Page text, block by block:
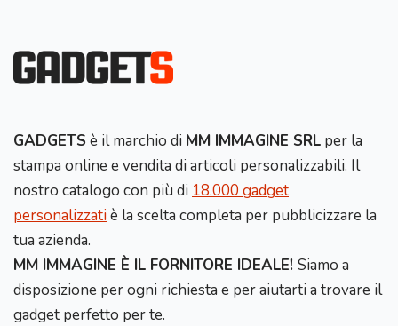
GADGETS è il marchio di MM IMMAGINE SRL per la
stampa online e vendita di articoli personalizzabili. Il
nostro catalogo con più di 18.000 gadget
personalizzatiè la scelta completa per pubblicizzare la
tua azienda.
MM IMMAGINE È IL FORNITORE IDEALE! Siamo a
disposizione per ogni richiesta e per aiutarti a trovare il
gadget perfetto per te.